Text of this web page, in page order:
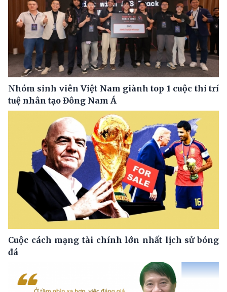
Nhóm sinh viên Việt Nam giành top 1 cuộc thi trí
tuệ nhân tạo Đông Nam Á
Cuộc cách mạng tài chính lớn nhất lịch sử bóng
đá